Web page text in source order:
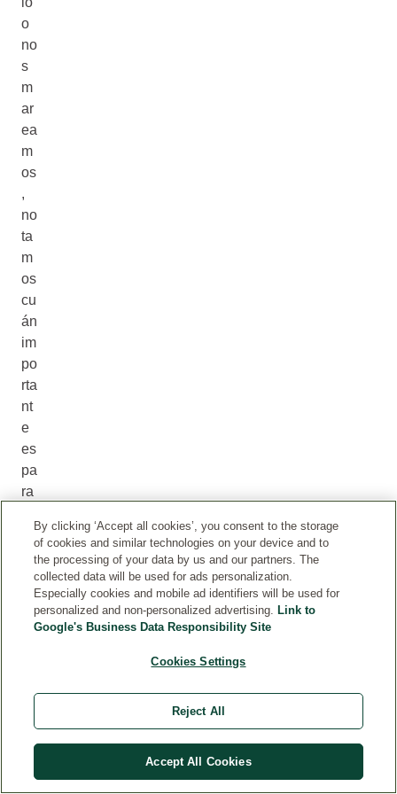
o
no
s
m
ar
ea
m
os
,
no
ta
m
os
cu
án
im
po
rta
nt
e
es
pa
ra
so
tro
pa
co
nc
nc
By clicking ‘Accept all cookies’, you consent to the storage
of cookies and similar technologies on your device and to
the processing of your data by us and our partners. The
collected data will be used for ads personalization.
Especially cookies and mobile ad identifiers will be used for
personalized and non-personalized advertising. Link to
Google's Business Data Responsibility Site
Cookies Settings
Reject All
Accept All Cookies